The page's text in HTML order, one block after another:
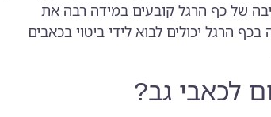
של כף הרגל קובעים במידה רבה את
הרגל יכולים לבוא לידי ביטוי בכאבים
לכאבי גב?